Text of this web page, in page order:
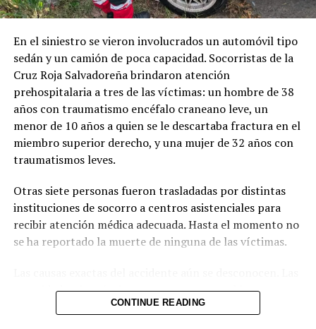
En el siniestro se vieron involucrados un automóvil tipo
sedán y un camión de poca capacidad. Socorristas de la
Cruz Roja Salvadoreña brindaron atención
prehospitalaria a tres de las víctimas: un hombre de 38
años con traumatismo encéfalo craneano leve, un
menor de 10 años a quien se le descartaba fractura en el
miembro superior derecho, y una mujer de 32 años con
traumatismos leves.
Otras siete personas fueron trasladadas por distintas
instituciones de socorro a centros asistenciales para
recibir atención médica adecuada. Hasta el momento no
se ha reportado la muerte de ninguna de las víctimas.
autoridades de tránsito se encuentran en el lugar
realizando las investigaciones correspondientes para
CONTINUE READING